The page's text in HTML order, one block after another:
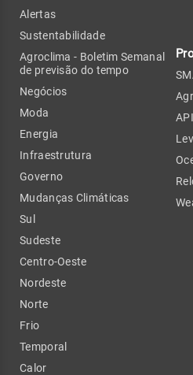
Alertas
Sustentabilidade
Agroclima - Boletim Semanal
de previsão do tempo
Negócios
Moda
Energia
Infraestrutura
Governo
Mudanças Climáticas
Sul
Sudeste
Centro-Oeste
Nordeste
Norte
Frio
Temporal
Calor
API